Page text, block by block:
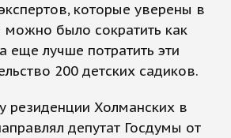
которые уверены в
было сократить как
еще лучше потратить эти
200 детских садиков.
резиденции Холманских в
депутат Госдумы от